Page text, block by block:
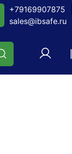
+79169907875
sales@ibsafe.ru